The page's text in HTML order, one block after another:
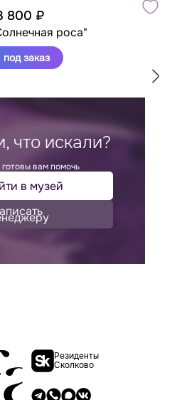
800 ₽
роса"
под заказ
что искали?
вам помочь
в музей
Резиденты
Сколково